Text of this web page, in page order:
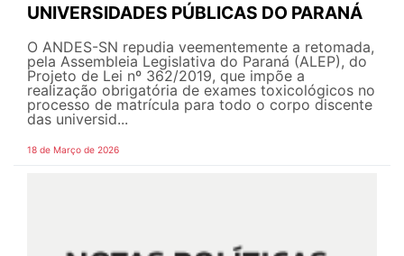
UNIVERSIDADES PÚBLICAS DO PARANÁ
O ANDES-SN repudia veementemente a retomada,
pela Assembleia Legislativa do Paraná (ALEP), do
Projeto de Lei nº 362/2019, que impõe a
realização obrigatória de exames toxicológicos no
processo de matrícula para todo o corpo discente
das universid...
18 de Março de 2026